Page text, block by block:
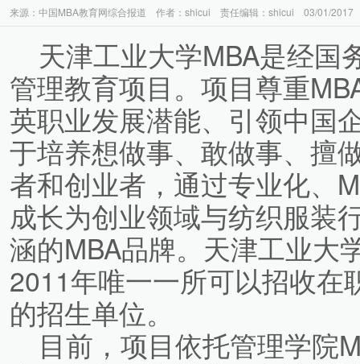
来源：中国MBA教育网综合报道 作者：shicui 责任编辑：shicui 03/01/2017
天津工业大学MBA是经国
管理教育项目。项目尊重
英职业发展潜能、引领中国
于培养想做事、敢做事、擅
者和创业者，通过专业化、
成长为创业领域与纺织服装
涵的MBA品牌。天津工业大
2011年唯一一所可以招收在
的招生单位。
目前，项目依托管理学院